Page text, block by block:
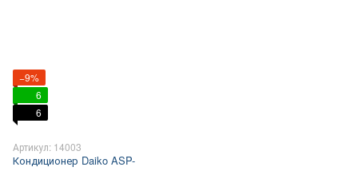
−9%
6
6
Артикул: 14003
Кондиционер Daiko ASP-